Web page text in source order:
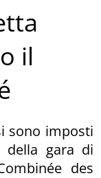
il
sono imposti
della gara di
des